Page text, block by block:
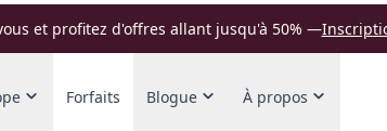
et profitez d'offres allant jusqu'à 50% —
Forfaits Blogue À propos